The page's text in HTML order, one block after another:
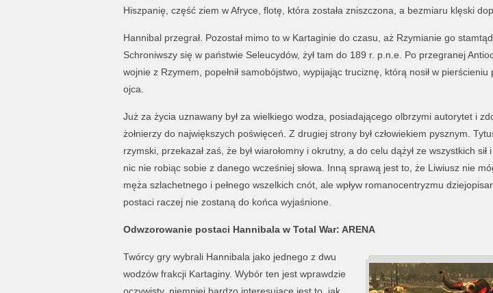
Hiszpanię, część ziem w Afryce, flotę, która została zniszczona, a bezmiaru klęski
Hannibal przegrał. Pozostał mimo to w Kartaginie do czasu, aż Rzymianie go stamtąd
Schroniwszy się w państwie Seleucydów, żył tam do 189 r. p.n.e. Po przegranej
wojnie z Rzymem, popełnił samobójstwo, wypijając truciznę, którą nosił w
ojca.
Już za życia uznawany był za wielkiego wodza, posiadającego olbrzymi autorytet i
żołnierzy do największych poświęceń. Z drugiej strony był człowiekiem pysznym.
rzymski, przekazał zaś, że był wiarołomny i okrutny, a do celu dążył ze wszystkich sił
nic nie robiąc sobie z danego wcześniej słowa. Inną sprawą jest to, że Liwiusz nie
męża szlachetnego i pełnego wszelkich cnót, ale wpływ romanocentryzmu
postaci raczej nie zostaną do końca wyjaśnione.
Odwzorowanie postaci Hannibala w Total War: ARENA
Twórcy gry wybrali Hannibala jako jednego z dwu
wodzów frakcji Kartaginy. Wybór ten jest wprawdzie